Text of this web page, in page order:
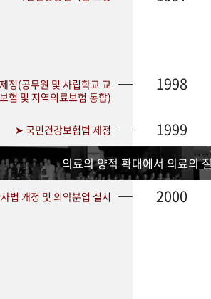
정(공무원 및 사립학교 교
험 및 지역의료보험 통합)
1998
➤ 국민건강보험법 제정 1999
의료의 양적 확대에서 의료의
법 개정 및 의약분업 실시 2000